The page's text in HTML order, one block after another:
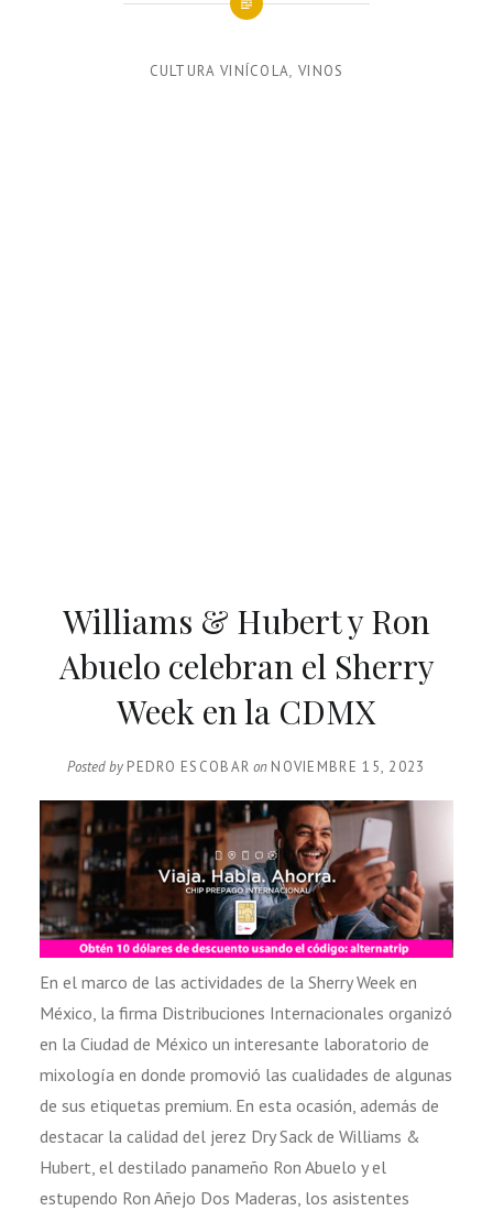
CULTURA VINÍCOLA, VINOS
Williams & Hubert y Ron
Abuelo celebran el Sherry
Week en la CDMX
Posted by PEDRO ESCOBAR on NOVIEMBRE 15, 2023
En el marco de las actividades de la Sherry Week en
México, la firma Distribuciones Internacionales organizó
en la Ciudad de México un interesante laboratorio de
mixología en donde promovió las cualidades de algunas
de sus etiquetas premium. En esta ocasión, además de
destacar la calidad del jerez Dry Sack de Williams &
Hubert, el destilado panameño Ron Abuelo y el
estupendo Ron Añejo Dos Maderas, los asistentes